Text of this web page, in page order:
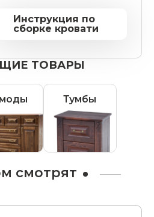
Инструкция по
сборке кровати
ТОВАРЫ
Тумбы
смотрят